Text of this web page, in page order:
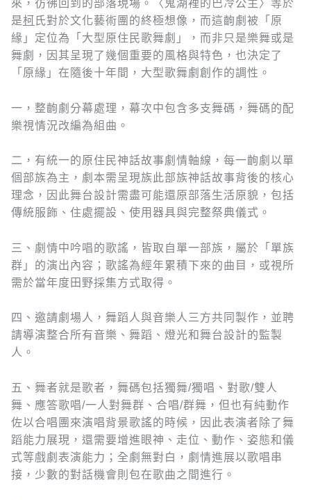
來，彷彿回到的部落現場。〈鬼湖裡的巴冷公主〉等於
是柯 氏對於文化藝術團的終極想像，而這齣劇被「原
緣」定位為「大型原住民歌舞劇」，而非只是樂舞或是
舞劇，因其呈現了幾個重要的風格與特色，也決定了
「原緣」在隨後十年間，大型歌舞劇創作的調性。
一，整齣劇分幕處理，幕次中包含多支舞碼，舞碼的配
樂視情況改編為組曲。
二，有統一的原住民神話故事劇情軸線，每一齣劇以單
個部族為主，劇本需呈現族此部族神話故事背後的核心
理念，因此舞台設計需盡可能還原部落生活原貌，包括
傳統服飾、住處擺設、使用器具與完整祭典儀式。
三、劇情中吟唱的歌謠，皆取自單一部族，屬於「單族
群」的演出內容；歌謠為經年累積下來的曲目，或視所
需於當年度田野採集方式取得。
四、邀請劇場人，舞蹈人與音樂人三方共同製作，並聘
請導演整合所有音樂、舞蹈、燈光和舞台設計的監製
人。
五、舞者就是歌者，舞碼包括獨舞/獨唱、對歌/雙人
舞、應答歌唱/一人對舞群、合唱/群舞，但也有純動作
佐以合唱團來演唱背景歌謠的時候，因此表演者除了舞
蹈能力展現，還需要增進眼神、走位、動作、姿態和儀
式等戲劇表演能力；全劇無對白，劇情進展以歌唱串
接，少數的對話機會則包在歌曲之間進行。